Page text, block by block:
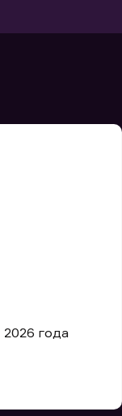
года
Мы